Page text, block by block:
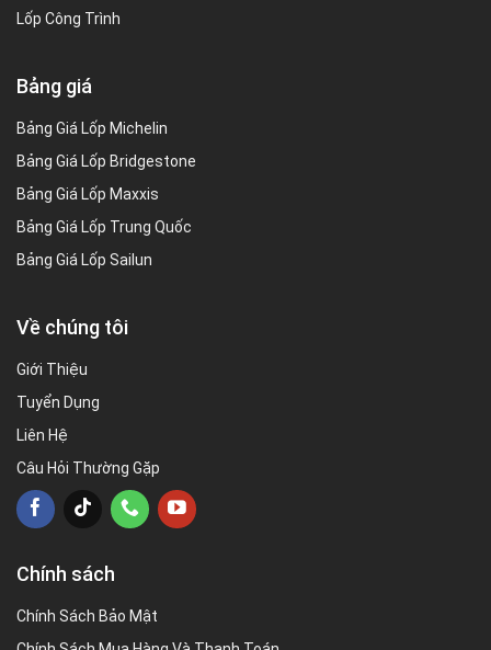
Lốp Công Trình
Bảng giá
Bảng Giá Lốp Michelin
Bảng Giá Lốp Bridgestone
Bảng Giá Lốp Maxxis
Bảng Giá Lốp Trung Quốc
Bảng Giá Lốp Sailun
Về chúng tôi
Giới Thiệu
Tuyển Dụng
Liên Hệ
Câu Hỏi Thường Gặp
Chính sách
Chính Sách Bảo Mật